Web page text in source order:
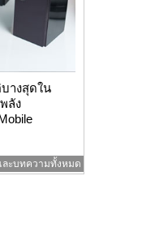
างสุดใน
ลัง
ละบทความทั้งหมด